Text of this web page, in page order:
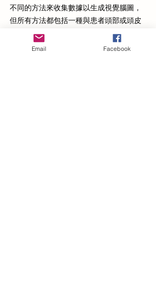
不同的方法來收集數據以生成視覺腦圖，
但所有方法都包括一種與患者頭部或頭皮
的非侵入性或有時侵入性的物理連接，以
檢測和收集腦電波數據。收集的數據僅被
Email Facebook